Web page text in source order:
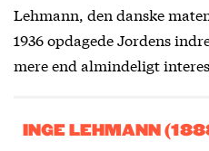
Lehmann, den danske
1936 opdagede Jordens
mere end almindeligt
INGE LEHMANN